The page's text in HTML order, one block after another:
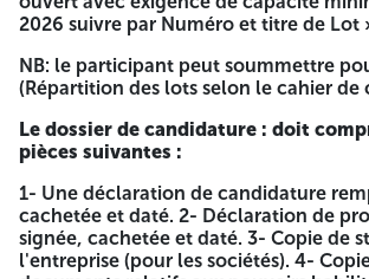
ANEP: 2625002894 A -=-=-=-
REPUBBLIQUE ALGERIENNE
POPULAIRE
WILAYA DE : SETIF DAIRA DE : BENI AZIZ
BENI AZIZ IDENTIFICATION FISCALE :
AVIS D’APPEL D’OFFRE NATIONAL
EXIGENCE DE CAPACITE MINIMALES N°
Conformément à la loi n° 23-12 du 18
correspondant au 5 aout 2023 fixant les
2026 suivre par Numéro et titre de Lot
NB: le participant peut soummettre
(Répartition des lots selon le cahier de
Le dossier de candidature : doit
pièces suivantes :
1- Une déclaration de candidature
cachetée et daté. 2- Déclaration de
signée, cachetée et daté. 3- Copie de
l'entreprise (pour les sociétés). 4-